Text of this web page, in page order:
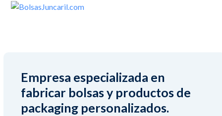
SkipOpen
Close
Empresa especializada en
fabricar bolsas y productos de
packaging personalizados.